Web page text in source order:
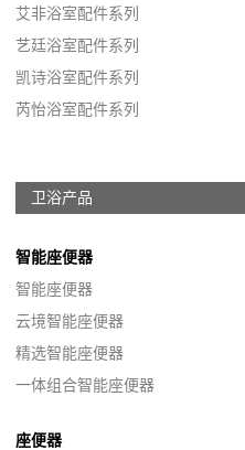
艾非浴室配件系列
艺廷浴室配件系列
凯诗浴室配件系列
芮怡浴室配件系列
卫浴产品
智能座便器
智能座便器
云境智能座便器
精选智能座便器
一体组合智能座便器
座便器